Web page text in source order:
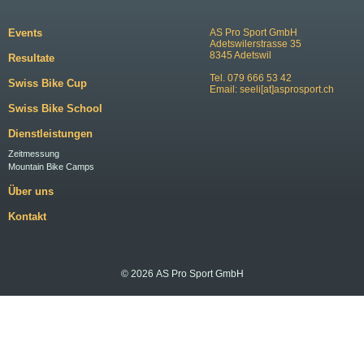
AS Pro Sport GmbH
Adetswilerstrasse 35
8345 Adetswil
Tel. 079 666 53 42
Email: seeli[at]asprosport.ch
Events
Resultate
Swiss Bike Cup
Swiss Bike School
Dienstleistungen
Zeitmessung
Mountain Bike Camps
Über uns
Kontakt
© 2026 AS Pro Sport GmbH